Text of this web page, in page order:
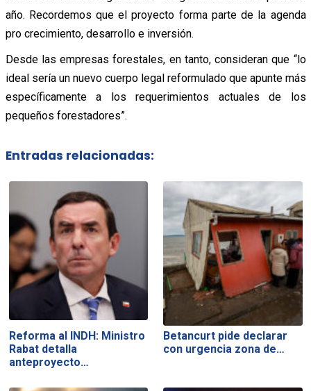
año. Recordemos que el proyecto forma parte de la agenda
pro crecimiento, desarrollo e inversión.
Desde las empresas forestales, en tanto, consideran que “lo
ideal sería un nuevo cuerpo legal reformulado que apunte más
específicamente a los requerimientos actuales de los
pequeños forestadores”.
Entradas relacionadas:
Reforma al INDH: Ministro
Rabat detalla
anteproyecto…
Betancurt pide declarar
con urgencia zona de…